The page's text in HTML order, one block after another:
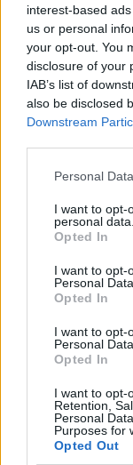
interest-based
us or personal
your opt-out. You
disclosure of your
IAB’s list of
also be disclosed
Downstream
Personal
I want to opt-
personal data.
Opted In
I want to opt-
Personal Data.
Opted In
I want to opt-
Personal
Opted In
I want to opt-
Retention,
Personal
Purposes for
Opted Out
μπαλκόνι
08:12
Η ΥΠΑ για τον
αεροδρόμιο
08:06
08:00
«Καποδίστριας»
Σήμερα
δολοφονία της